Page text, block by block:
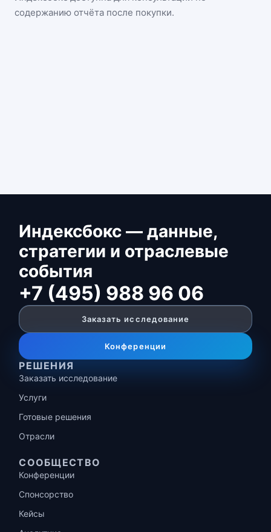
содержанию отчёта после покупки.
Индексбокс — данные,
стратегии и отраслевые
события
+7 (495) 988 96 06
Заказать исследование
Конференции
РЕШЕНИЯ
Заказать исследование
Услуги
Готовые решения
Отрасли
СООБЩЕСТВО
Конференции
Спонсорство
Кейсы